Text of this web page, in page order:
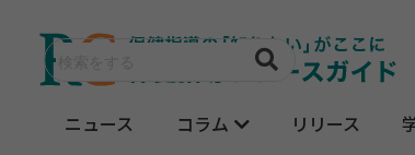
ニュース コラム リリース